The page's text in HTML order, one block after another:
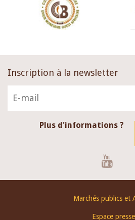
Inscription à la newsletter
Plus d'informations ?
Marchés publics et
Espace presse